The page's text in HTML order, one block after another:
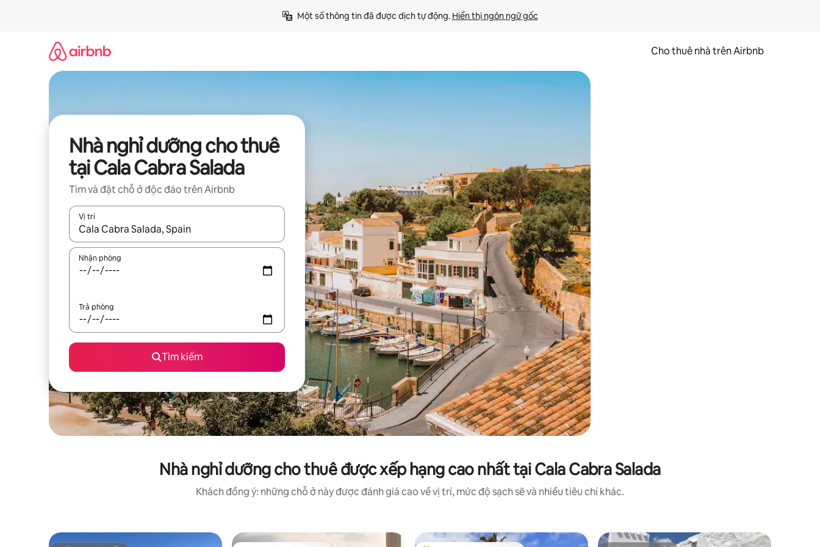
Một số thông tin đã được dịch tự động. Hiển thị ngôn ngữ gốc
Cho thuê nhà trên Airbnb
Nhà nghỉ dưỡng cho thuê
tại Cala Cabra Salada
Tìm và đặt chỗ ở độc đáo trên Airbnb
Vị trí
Khi có kết quả, hãy điều hướng bằng phím mũi tên lên và xuống hoặc khám phá bằng các thao tác chạm hoặc vuốt.
Nhận phòng
Trả phòng
Tìm kiếm
Nhà nghỉ dưỡng cho thuê được xếp hạng cao nhất tại Cala Cabra Salada
Khách đồng ý: những chỗ ở này được đánh giá cao về vị trí, mức độ sạch sẽ và nhiều tiêu chí khác.